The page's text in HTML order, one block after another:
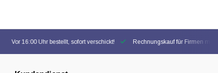
Vor 16:00 Uhr bestellt, sofort verschickt! Rechnungskauf für Firmen